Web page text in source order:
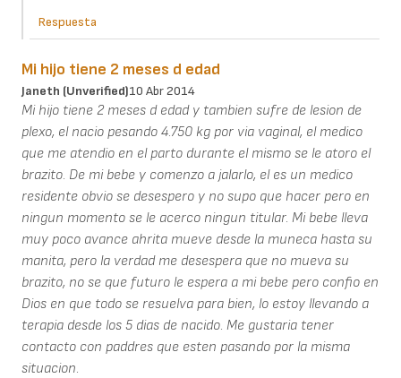
Respuesta
Mi hijo tiene 2 meses d edad
Janeth (unverified)10 Abr 2014
Mi hijo tiene 2 meses d edad y tambien sufre de lesion de
plexo, el nacio pesando 4.750 kg por via vaginal, el medico
que me atendio en el parto durante el mismo se le atoro el
brazito. De mi bebe y comenzo a jalarlo, el es un medico
residente obvio se desespero y no supo que hacer pero en
ningun momento se le acerco ningun titular. Mi bebe lleva
muy poco avance ahrita mueve desde la muneca hasta su
manita, pero la verdad me desespera que no mueva su
brazito, no se que futuro le espera a mi bebe pero confio en
Dios en que todo se resuelva para bien, lo estoy llevando a
terapia desde los 5 dias de nacido. Me gustaria tener
contacto con paddres que esten pasando por la misma
situacion.